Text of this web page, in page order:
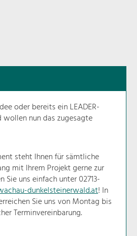
Natur- &
Landschaftsschutz
Pflege, Regulierung und
Weiterentwicklung.
Ortsbild, Baukultur und nachhaltiges
Siedlungswesen.
Land- & Forstwirtschaft
Bewirtschaftung und Pflege der
Kulturlandschaft.
oder bereits ein LEADER-
nun das zugesagte
steht Ihnen für sämtliche
mit Ihrem Projekt gerne zur
Sie uns einfach unter 02713-
dunkelsteinerwald.at! In
Sie uns von Montag bis
Terminvereinbarung.